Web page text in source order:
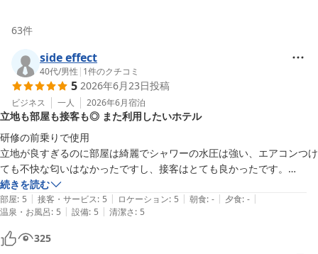
63件
side effect
40代/男性 | 1件のクチコミ
5 2026年6月23日投稿
ビジネス 一人 2026年6月宿泊
立地も部屋も接客も◎ また利用したいホテル
研修の前乗りで使用
立地が良すぎるのに部屋は綺麗でシャワーの水圧は強い、エアコンつけ
ても不快な匂いはなかったですし、接客はとても良かったです。
受付の人がとても可愛らしかったです。
外出のルールも丁寧に説明していただけました。
また利用したいと思えるホテルでした。
続きを読む
部屋: 5 | 接客・サービス: 5 | ロケーション: 5 | 朝食: - | 夕食: - |
温泉・お風呂: 5 | 設備: 5 | 清潔さ: 5
325